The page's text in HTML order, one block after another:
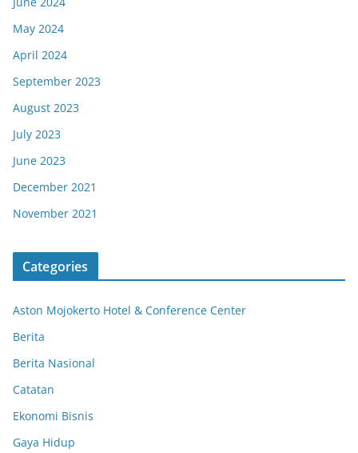
May 2024
April 2024
September 2023
August 2023
July 2023
June 2023
December 2021
November 2021
Categories
Aston Mojokerto Hotel & Conference Center
Berita
Berita Nasional
Catatan
Ekonomi Bisnis
Gaya Hidup